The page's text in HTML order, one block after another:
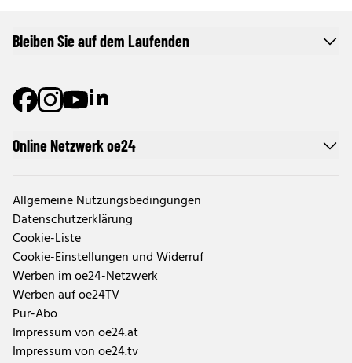
Online Netzwerk oe24
Allgemeine Nutzungsbedingungen
Datenschutzerklärung
Cookie-Liste
Cookie-Einstellungen und Widerruf
Werben im oe24-Netzwerk
Werben auf oe24TV
Pur-Abo
Impressum von oe24.at
Impressum von oe24.tv
Bleiben Sie auf dem Laufenden